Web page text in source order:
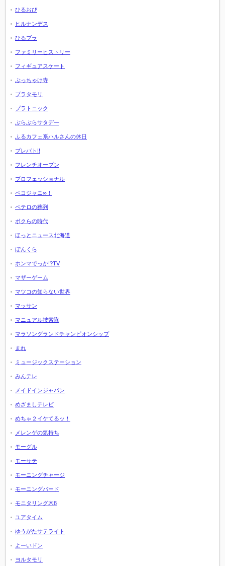
ひるおび
ヒルナンデス
ひるブラ
ファミリーヒストリー
フィギュアスケート
ぶっちゃけ寺
ブラタモリ
プラトニック
ぶらぶらサタデー
ふるカフェ系ハルさんの休日
プレバト!!
フレンチオープン
プロフェッショナル
ペコジャニ∞！
ペテロの葬列
ボクらの時代
ほっとニュース北海道
ぼんくら
ホンマでっか!?TV
マザーゲーム
マツコの知らない世界
マッサン
マニュアル捜索隊
マラソングランドチャンピオンシップ
まれ
ミュージックステーション
みんテレ
メイドインジャパン
めざましテレビ
めちゃ２イケてるッ！
メレンゲの気持ち
モーグル
モーサテ
モーニングチャージ
モーニングバード
モニタリング木8
ユアタイム
ゆうがたサテライト
よーいドン
ヨルタモリ